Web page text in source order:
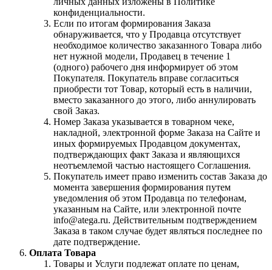
конфиденциальности.
Если по итогам формирования Заказа
обнаруживается, что у Продавца отсутствует
необходимое количество заказанного Товара либо
нет нужной модели, Продавец в течение 1
(одного) рабочего дня информирует об этом
Покупателя. Покупатель вправе согласиться
приобрести тот Товар, который есть в наличии,
вместо заказанного до этого, либо аннулировать
свой Заказ.
Номер Заказа указывается в товарном чеке,
накладной, электронной форме Заказа на Сайте и
иных формируемых Продавцом документах,
подтверждающих факт Заказа и являющихся
неотъемлемой частью настоящего Соглашения.
Покупатель имеет право изменить состав Заказа до
момента завершения формирования путем
уведомления об этом Продавца по телефонам,
указанным на Сайте, или электронной почте
info@atega.ru. Действительным подтверждением
Заказа в таком случае будет являться последнее по
дате подтверждение.
Оплата Товара
Товары и Услуги подлежат оплате по ценам,